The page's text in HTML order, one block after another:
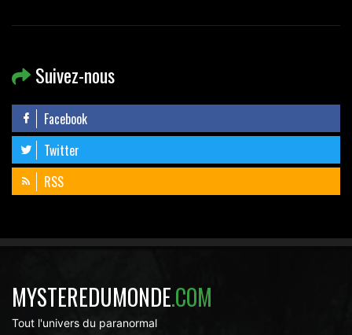
Suivez-nous
Facebook
Twitter
RSS
MYSTEREDUMONDE.COM
Tout l'univers du paranormal